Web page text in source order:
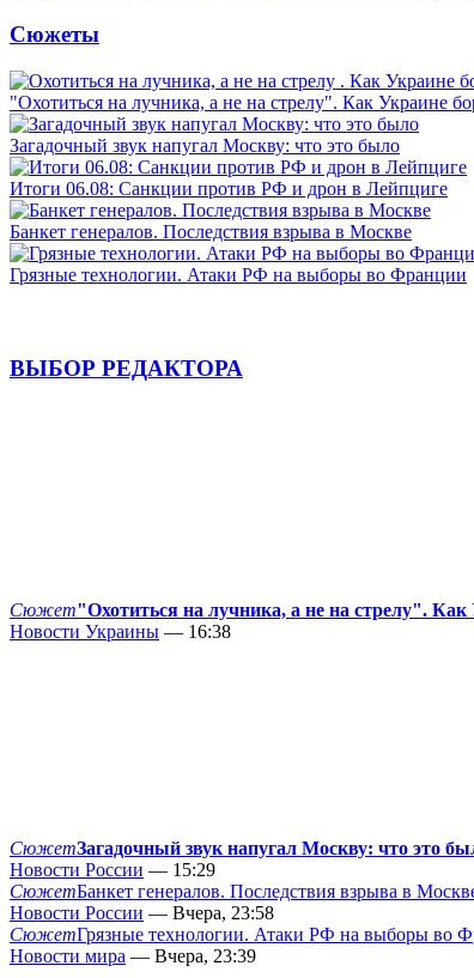
Сюжеты
"Охотиться на лучника, а не на стрелу". Как Украине
Загадочный звук напугал Москву: что это было
Итоги 06.08: Санкции против РФ и дрон в Лейпциге
Банкет генералов. Последствия взрыва в Москве
Грязные технологии. Атаки РФ на выборы во Франции
ВЫБОР РЕДАКТОРА
Сюжет"Охотиться на лучника, а не на стрелу". Как
Новости Украины — 16:38
СюжетЗагадочный звук напугал Москву: что это
Новости России — 15:29
СюжетБанкет генералов. Последствия взрыва в
Новости России — Вчера, 23:58
СюжетГрязные технологии. Атаки РФ на выборы во
Новости мира — Вчера, 23:39